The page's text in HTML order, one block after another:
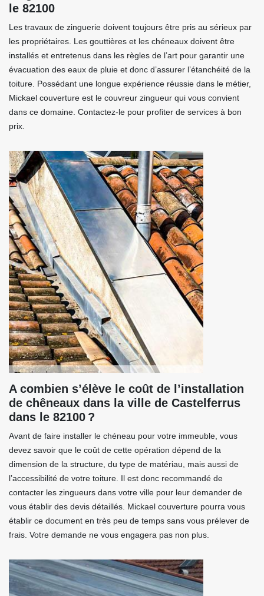
le 82100
Les travaux de zinguerie doivent toujours être pris au sérieux par
les propriétaires. Les gouttières et les chéneaux doivent être
installés et entretenus dans les règles de l’art pour garantir une
évacuation des eaux de pluie et donc d’assurer l’étanchéité de la
toiture. Possédant une longue expérience réussie dans le métier,
Mickael couverture est le couvreur zingueur qui vous convient
dans ce domaine. Contactez-le pour profiter de services à bon
prix.
A combien s’élève le coût de l’installation
de chêneaux dans la ville de Castelferrus
dans le 82100 ?
Avant de faire installer le chéneau pour votre immeuble, vous
devez savoir que le coût de cette opération dépend de la
dimension de la structure, du type de matériau, mais aussi de
l’accessibilité de votre toiture. Il est donc recommandé de
contacter les zingueurs dans votre ville pour leur demander de
vous établir des devis détaillés. Mickael couverture pourra vous
établir ce document en très peu de temps sans vous prélever de
frais. Votre demande ne vous engagera pas non plus.